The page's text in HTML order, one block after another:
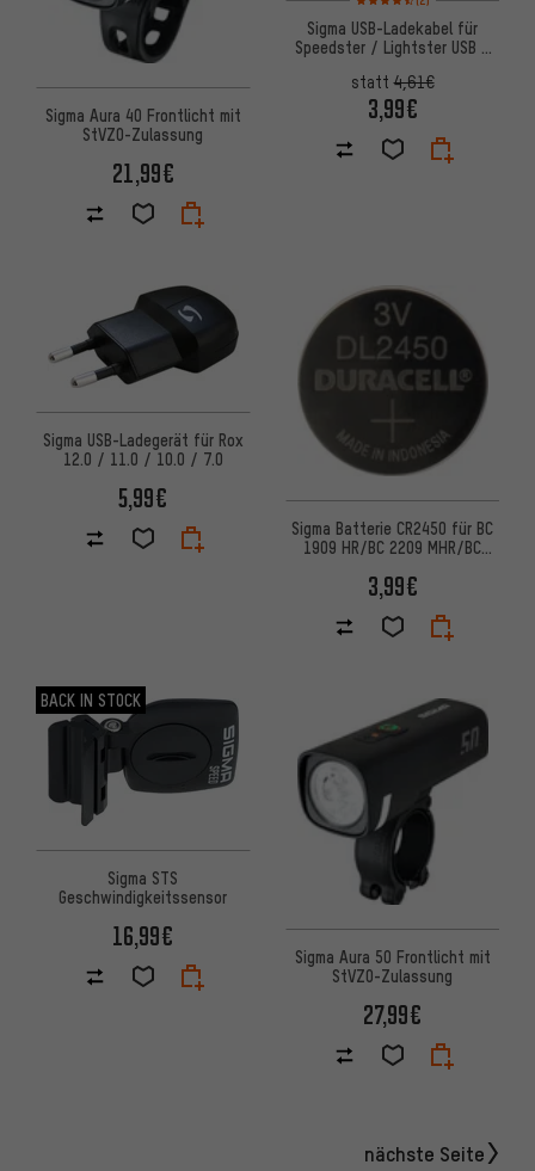
Sigma Aura 40 Frontlicht mit
StVZO-Zulassung
21,99€
Sigma USB-Ladekabel für
Speedster / Lightster USB /
statt4,61€
3,99€
Sigma USB-Ladegerät für Rox
12.0 / 11.0 / 10.0 / 7.0
5,99€
Sigma Batterie CR2450 für BC
1909 HR/BC 2209 MHR/BC
3,99€
BACK IN STOCK
Sigma STS
Geschwindigkeitssensor
16,99€
Sigma Aura 50 Frontlicht mit
StVZO-Zulassung
27,99€
nächste Seite